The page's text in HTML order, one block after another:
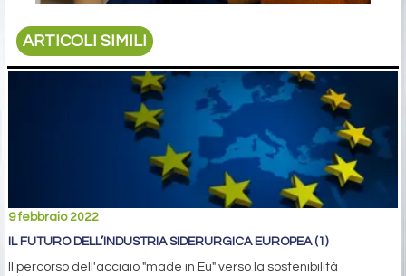
ARTICOLI SIMILI
9 febbraio 2022
IL FUTURO DELL’INDUSTRIA SIDERURGICA EUROPEA (1)
Il percorso dell'acciaio "made in Eu" verso la sostenibilità